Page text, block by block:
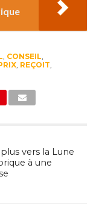
CONSEIL
, REÇOIT
vers la Lune
à une